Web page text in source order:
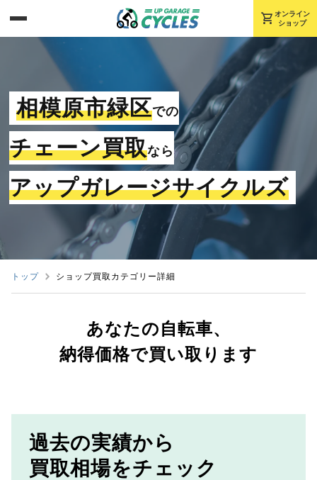
shopping_cart オンライン
ショップ
相模原市緑区での
チェーン買取なら
アップガレージサイクルズ
トップ ショップ買取カテゴリー詳細
あなたの自転車、
納得価格で買い取ります
過去の実績から
買取相場をチェック